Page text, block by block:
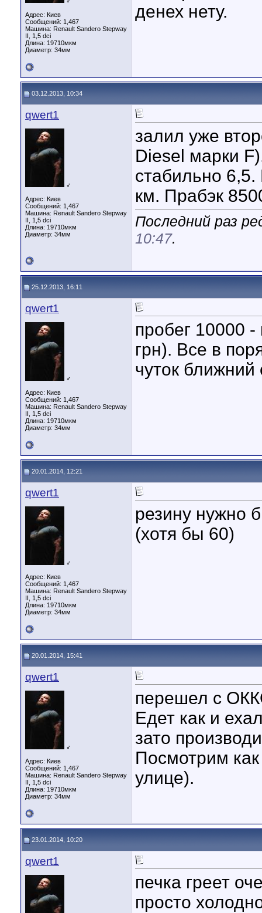
Адрес: Киев
Сообщений: 1,467
Машина: Renault Sandero Stepway
II, 1,5 dci
Длина: 19710мкм
Диаметр: 34мм
денех нету.
03.12.2013, 10:34
qwert1
♂
Адрес: Киев
Сообщений: 1,467
Машина: Renault Sandero Stepway
II, 1,5 dci
Длина: 19710мкм
Диаметр: 34мм
залил уже
Diesel марки
стабильно
км. Прабэк
Последний раз
10:47.
25.12.2013, 16:11
qwert1
♂
Адрес: Киев
Сообщений: 1,467
Машина: Renault Sandero Stepway
II, 1,5 dci
Длина: 19710мкм
Диаметр: 34мм
пробег 10000
грн). Все в
чуток ближний
20.01.2014, 12:21
qwert1
♂
Адрес: Киев
Сообщений: 1,467
Машина: Renault Sandero Stepway
II, 1,5 dci
Длина: 19710мкм
Диаметр: 34мм
резину нужно
(хотя бы 60)
20.01.2014, 15:41
qwert1
♂
Адрес: Киев
Сообщений: 1,467
Машина: Renault Sandero Stepway
II, 1,5 dci
Длина: 19710мкм
Диаметр: 34мм
перешел с
Едет как и
зато
Посмотрим
улице).
23.01.2014, 10:20
qwert1
печка греет
просто